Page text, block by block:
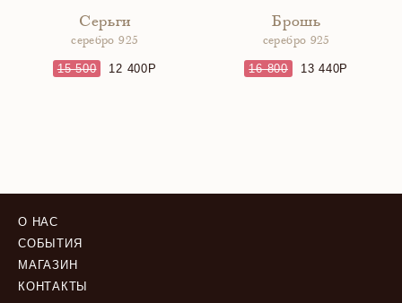
Серьги
серебро 925
15 500 12 400
Брошь
серебро 925
16 800 13 440
О НАС
СОБЫТИЯ
МАГАЗИН
КОНТАКТЫ